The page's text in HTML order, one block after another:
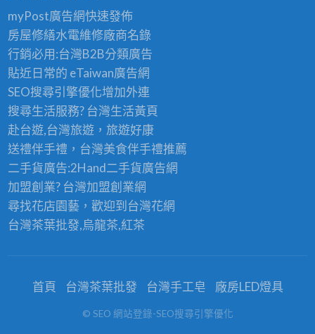
myPost廣告網快速發佈
房屋修繕水電維修廠商名錄
行銷必用:台灣B2B分類廣告
貼近日常的 eTaiwan廣告網
SEO搜尋引擎優化增加外連
搜尋生活服務? 台灣生活黃頁
赴台遊,台灣旅遊，旅遊好康
送禮伴手禮，台灣美食伴手禮推薦
二手貨廣告:2Hand二手貨廣告網
加盟創業? 台灣加盟創業網
尋找花店園藝，歡迎到 台灣花網
台灣茶葉批發,烏龍茶,紅茶
首頁 台灣茶葉批發 台灣手工皂 廠房LED燈具
© SEO 網站登錄-SEO搜尋引擎優化